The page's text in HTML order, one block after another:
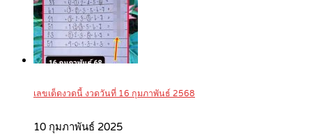
เลขเด็ดงวดนี้ งวดวันที่ 16 กุมภาพันธ์ 2568
10 กุมภาพันธ์ 2025